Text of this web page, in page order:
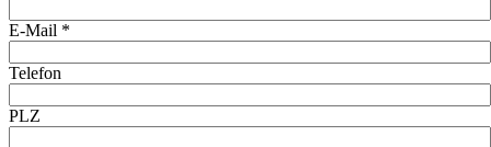
E-Mail *
Telefon
PLZ